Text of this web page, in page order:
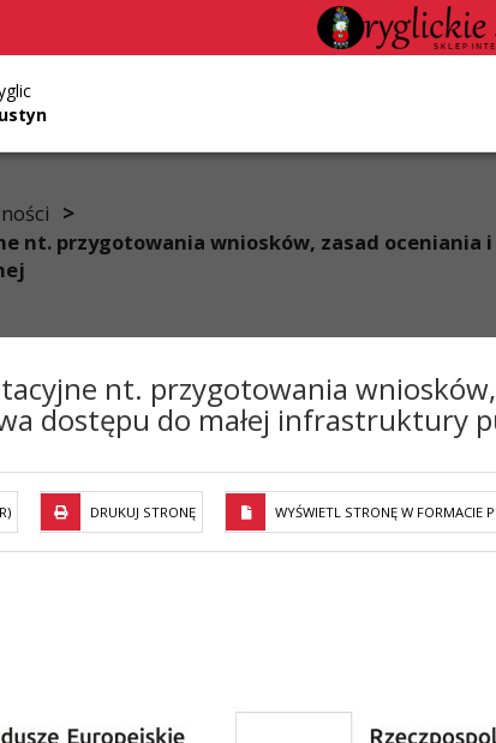
>
nt. przygotowania wniosków, zasad oceniania i
nt. przygotowania
dostępu do małej infrastruktury
DRUKUJ STRONĘ WYŚWIETL STRONĘ W FORMACIE